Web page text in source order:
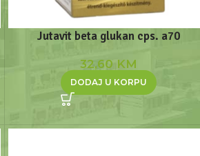
Jutavit beta glukan cps. a70
32,60 KM
DODAJ U KORPU